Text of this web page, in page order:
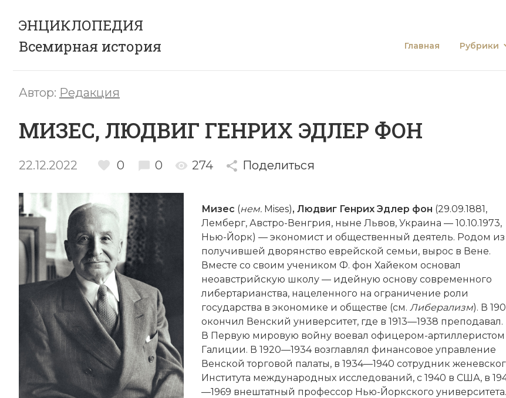
ЭНЦИКЛОПЕДИЯ
Всемирная история
Главная Рубрики
Автор: Редакция
МИЗЕС, ЛЮДВИГ ГЕНРИХ ЭДЛЕР ФОН
22.12.2022 0 0 274 Поделиться
Мизес (нем.Mises), Людвиг Генрих Эдлер фон (29.09.1881,
Лемберг, Австро-Венгрия, ныне Львов, Украина — 10.10.1973,
Нью-Йорк) — экономист и общественный деятель. Родом из
получившей дворянство еврейской семьи, вырос в Вене.
Вместе со своим учеником Ф. фон Хайеком основал
неоавстрийскую школу — идейную основу современного
либертарианства, нацеленного на ограничение роли
государства в экономике и обществе (см. Либерализм). В
окончил Венский университет, где в 1913—1938 преподавал.
В Первую мировую войну воевал офицером-артиллеристом
Галиции. В 1920—1934 возглавлял финансовое управление
Венской торговой палаты, в 1934—1940 сотрудник
Института международных исследований, с 1940 в США, в
—1969 внештатный профессор Нью-Йоркского университета.